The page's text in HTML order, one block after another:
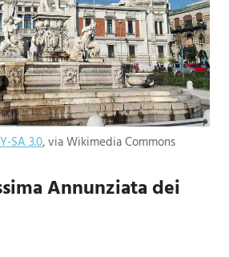
SA 3.0, via Wikimedia Commons
Annunziata dei